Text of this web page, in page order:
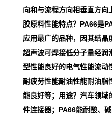
向和与流程方向相垂直方
胶原料性能特点？PA66是
应用最广的品种，因其结晶
超声波可焊接低分子量经润
型性能良好的电气性能流动
耐疲劳性能耐油性能耐油脂
能良好等；用途？汽车领域
件连接器；PA66能耐酸、